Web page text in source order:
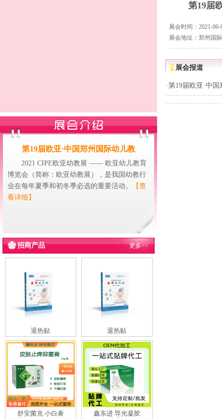
第19届欧亚·中国郑州国际幼儿教
2021 CIPE欧亚幼教展 —— 欧亚幼儿教育
博览会（简称：欧亚幼教展），是我国幼教行
业在每年夏季和初冬季必选的重要活动。
【查
看详细】
招商产品 更多>>
退热贴 退热贴
舒安菌克 小白膏 鑫东进 导光凝胶
第19届
展会时间：2021-06-
展会地址：郑州国
展会报道
·第19届欧亚·中